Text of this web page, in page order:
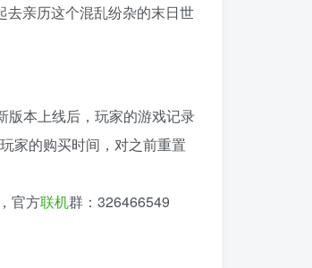
去亲历这个混乱纷杂的末日世
版本上线后，玩家的游戏记录
家的购买时间，对之前重置
官方联机群：326466549